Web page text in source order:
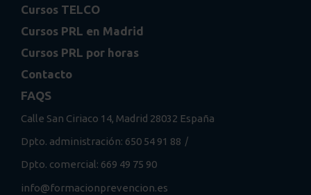
Cursos TELCO
Cursos PRL en Madrid
Cursos PRL por horas
Contacto
FAQS
Calle San Ciriaco 14, Madrid 28032 España
Dpto. administración: 650 54 91 88 /
Dpto. comercial: 669 49 75 90
info@formacionprevencion.es